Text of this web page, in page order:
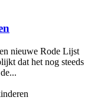
nieuwe Rode Lijst
dat het nog steeds